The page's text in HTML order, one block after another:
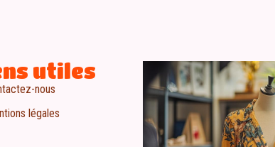
utiles
nous
légales